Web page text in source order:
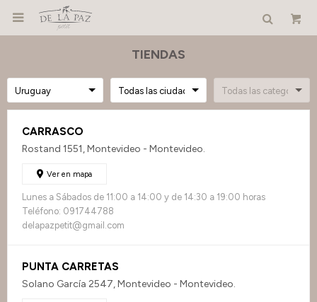

TIENDAS
CARRASCO
Rostand 1551, Montevideo - Montevideo.
Ver en mapa
Lunes a Sábados de 11:00 a 14:00 y de 14:30 a 19:00 horas
Teléfono: 091744788
delapazpetit@gmail.com
PUNTA CARRETAS
Solano García 2547, Montevideo - Montevideo.